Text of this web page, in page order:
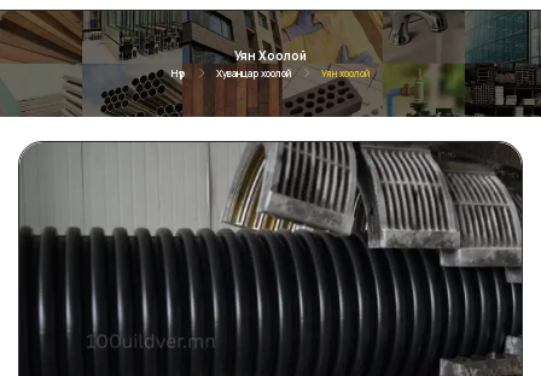
Уян Хоолой
Нүүр Хуванцар хоолой Уян хоолой